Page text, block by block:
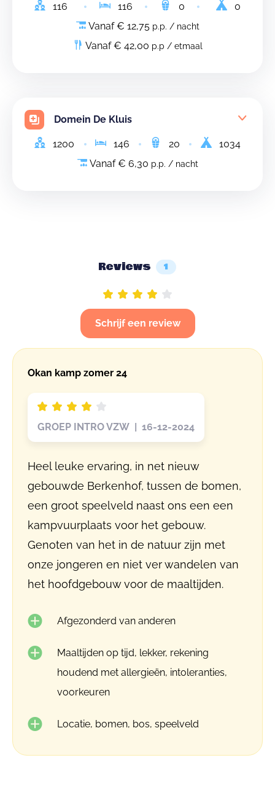
116 116 0
0
Vanaf € 12,75 p.p. / nacht
Vanaf € 42,00 p.p / etmaal
Domein De Kluis
1200 146 20
1034
Vanaf € 6,30 p.p. / nacht
Reviews 1
Schrijf een review
Okan kamp zomer 24
GROEP INTRO VZW | 16-12-2024
Heel leuke ervaring, in net nieuw
gebouwde Berkenhof, tussen de bomen,
een groot speelveld naast ons een een
kampvuurplaats voor het gebouw.
Genoten van het in de natuur zijn met
onze jongeren en niet ver wandelen van
het hoofdgebouw voor de maaltijden.
Afgezonderd van anderen
Maaltijden op tijd, lekker, rekening
houdend met allergieën, intoleranties,
voorkeuren
Locatie, bomen, bos, speelveld